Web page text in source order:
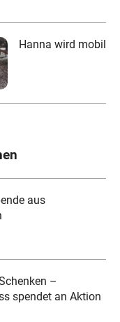
Hanna wird mobil
aus
–
spendet an Aktion